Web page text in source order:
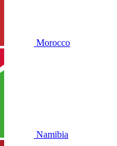
Morocco
Namibia